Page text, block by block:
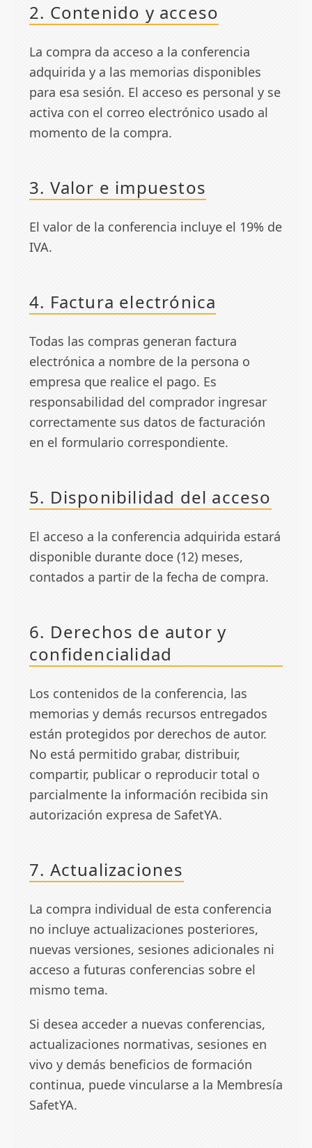
2. Contenido y acceso
La compra da acceso a la conferencia
adquirida y a las memorias disponibles
para esa sesión. El acceso es personal y se
activa con el correo electrónico usado al
momento de la compra.
3. Valor e impuestos
El valor de la conferencia incluye el 19% de
IVA.
4. Factura electrónica
Todas las compras generan factura
electrónica a nombre de la persona o
empresa que realice el pago. Es
responsabilidad del comprador ingresar
correctamente sus datos de facturación
en el formulario correspondiente.
5. Disponibilidad del acceso
El acceso a la conferencia adquirida estará
disponible durante doce (12) meses,
contados a partir de la fecha de compra.
6. Derechos de autor y
confidencialidad
Los contenidos de la conferencia, las
memorias y demás recursos entregados
están protegidos por derechos de autor.
No está permitido grabar, distribuir,
compartir, publicar o reproducir total o
parcialmente la información recibida sin
autorización expresa de SafetYA.
7. Actualizaciones
La compra individual de esta conferencia
no incluye actualizaciones posteriores,
nuevas versiones, sesiones adicionales ni
acceso a futuras conferencias sobre el
mismo tema.
Si desea acceder a nuevas conferencias,
actualizaciones normativas, sesiones en
vivo y demás beneficios de formación
continua, puede vincularse a la Membresía
SafetYA.